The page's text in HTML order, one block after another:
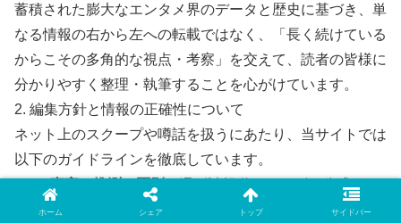
蓄積された膨大なエンタメ界のデータと歴史に基づき、単
なる情報の右から左への転載ではなく、「長く続けている
からこその多角的な視点・考察」を交えて、読者の皆様に
分かりやすく整理・執筆することを心がけています。
2. 編集方針と情報の正確性について
ネット上のスクープや噂話を扱うにあたり、当サイトでは
以下のガイドラインを徹底しています。
事実と推測の区別
：週刊誌報道、テレビ、公式SNS
などの一次ソース（発信元）を確認し、確定した
ホーム シェア トップ サイドバー